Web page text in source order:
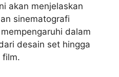
akan menjelaskan
sinematografi
dalam
desain set hingga
film.